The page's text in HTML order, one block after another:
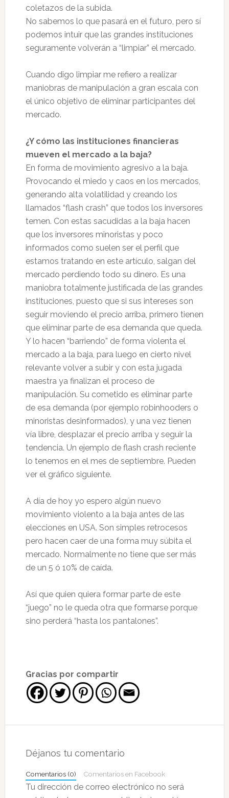
coletazos de la subida.
No sabemos lo que pasará en el futuro, pero sí
podemos intuir que las grandes instituciones
seguramente volverán a “limpiar” el mercado.
Cuando digo limpiar me refiero a realizar
maniobras de manipulación a gran escala con
el único objetivo de eliminar participantes del
mercado.
¿Y cómo las instituciones financieras
mueven el mercado a la baja?
En forma de movimiento agresivo a la baja.
Provocando el miedo y caos en los mercados,
generando alta volatilidad y creando los
llamados “flash crash” que todos los inversores
temen. Con estas sacudidas a la baja hacen
que los inversores minoristas y poco
informados como suelen ser el perfil que
estamos tratando en este artículo, salgan del
mercado perdiendo todo su dinero. Es una
maniobra totalmente justificada de las grandes
instituciones, puesto que si sus intereses son
seguir moviendo el precio arriba, primero tienen
que eliminar parte de esa demanda que queda.
Y lo hacen “barriendo” de forma violenta el
mercado a la baja, para luego en cierto nivel
relevante volver a subir y con esta jugada
maestra ya finalizan el proceso de
manipulación. Su cometido es eliminar parte
de esa demanda (por ejemplo robinhooders o
minoristas desinformados), y una vez tienen
vía libre, desplazar el precio arriba y seguir la
tendencia. Un ejemplo de flash crash reciente
lo tenemos en el mes de septiembre. Pueden
ver el gráfico siguiente.
A día de hoy yo espero algún nuevo
movimiento violento a la baja antes de las
elecciones en USA. Son simples retrocesos
pero hacen caer de una forma muy súbita el
mercado. Normalmente no tiene que ser más
de un 5 ó 10% de caída.
Así que quien quiera formar parte de este
“juego” no le queda otra que formarse porque
sino perderá “hasta los pantalones”.
Gracias por compartir
con
lectores
Déjanos tu comentario
Comentarios (0) Comentarios en Facebook
Tu dirección de correo electrónico no será